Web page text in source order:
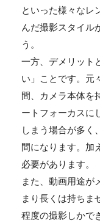
といった様々なレ
んだ撮影スタイル
う。
一方、デメリット
い」ことです。元
間、カメラ本体を
ートフォーカスに
しまう場合が多く
間になります。加
必要があります。
また、動画用途が
まり長くは持ちま
程度の撮影しかで